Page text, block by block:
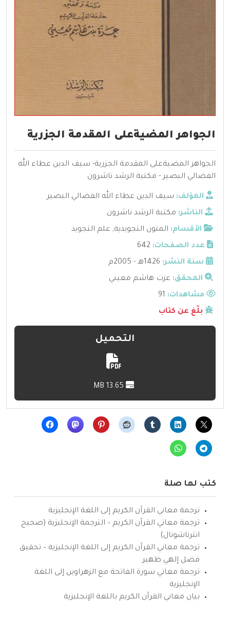
الجواهر المضيةعلى المقدمة الجزرية
الجواهر المضيةعلى المقدمة الجزرية- سيف الدين عطاء الله
الفضالي البصير - مكتبة الرشد ناشرون
المؤلف: سيف الدين عطاء الله الفضالي البصير
الناشر: مكتبة الرشد ناشرون
الأقسام: المتون التجويدية, علم التجويد
عدد الصفحات: 642
سنة النشر: 1426هـ - 2005م
المحقق: عزت هاشم معيني
مشاهدات:
بلّغ عن كتاب
التحميل
كتب لها صلة
ترجمة معاني القرآن الكريم إلى اللغة الإنجليزية
ترجمة معاني القرآن الكريم – الترجمة الإنجليزية (صحيح
انترناشونال)
ترجمة معاني القرآن الكريم إلى اللغة الإنجليزية – تحقيق
فضل إلهي ظهير
ترجمة معاني سورة الفاتحة مع الزهراوين إلى اللغة
الإنجليزية
بيان معاني القرآن الكريم باللغة الإنجليزية